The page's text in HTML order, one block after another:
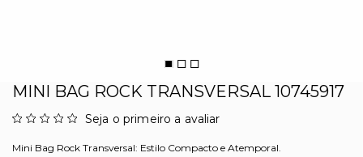
MINI BAG ROCK TRANSVERSAL 10745917
Seja o primeiro a avaliar
Mini Bag Rock Transversal: Estilo Compacto e Atemporal.